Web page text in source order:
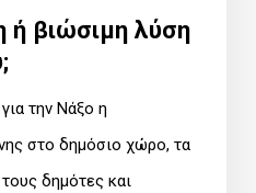
ή βιώσιμη λύση
την Νάξο η
στο δημόσιο χώρο, τα
δημότες και